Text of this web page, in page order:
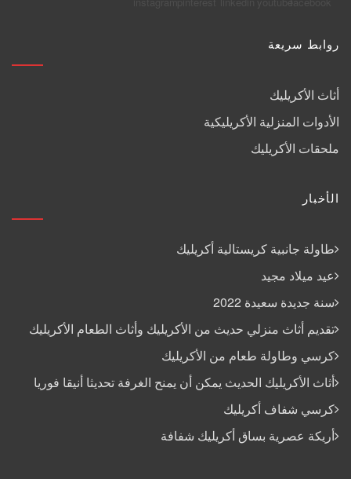
روابط سريعة
أثاث الأكريليك
الأدوات المنزلية الأكريليكية
ملحقات الأكريليك
الأخبار
طاولة جانبية كريستالية أكريليك
عيد ميلاد مجيد
سنة جديدة سعيدة 2022
تقديم أثاث منزلي حديث من الأكريليك وأثاث الطعام الأكريليك
كرسي وطاولة طعام من الأكريليك
أثاث الأكريليك الحديث يمكن أن يمنح الغرفة تحديثا أنيقا فوريا
كرسي شفاف أكريليك
أريكة عصرية بساق أكريليك شفافة